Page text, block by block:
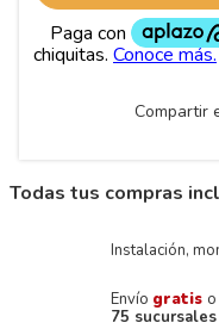
Compartir
Todas tus compras
Instalación,
Envío gratis
75 sucursales